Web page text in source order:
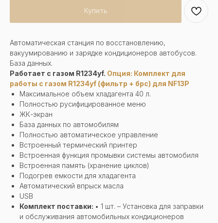
Купить
Автоматическая станция по восстановлению,
вакуумированию и зарядке кондиционеров автобусов.
База данных.
Работает с газом R1234yf. Опция: Комплект для
работы с газом R1234yf (фильтр + брс) для NF13P
Максимальное объем хладагента 40 л.
Полностью русифицированное меню
ЖК-экран
База данных по автомобилям
Полностью автоматическое управление
Встроенный термический принтер
Встроенная функция промывки системы автомобиля
Встроенная память (хранение циклов)
Подогрев емкости для хладагента
Автоматический впрыск масла
USB
Комплект поставки: • 1 шт. – Установка для заправки
и обслуживания автомобильных кондиционеров